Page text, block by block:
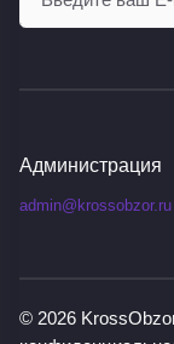
Администрация
admin@krossobzor.ru
© 2026